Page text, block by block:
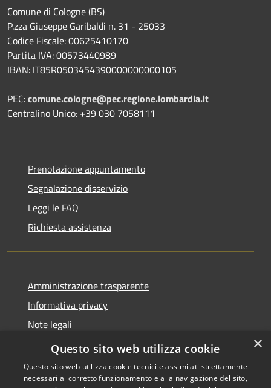
Comune di Cologne (BS)
P.zza Giuseppe Garibaldi n. 31 - 25033
Codice Fiscale: 00625410170
Partita IVA: 00573440989
IBAN: IT85R0503454390000000000105
PEC:comune.cologne@pec.regione.lombardia.it
Centralino Unico: +39 030 7058111
Prenotazione appuntamento
Segnalazione disservizio
Leggi le FAQ
Richiesta assistenza
Amministrazione trasparente
Informativa privacy
Note legali
Dichiarazione di accessibilità
×
Questo sito web utilizza cookie
Questo sito web utilizza cookie tecnici e assimilati strettamente
necessari al corretto funzionamento e alla navigazione del sito,